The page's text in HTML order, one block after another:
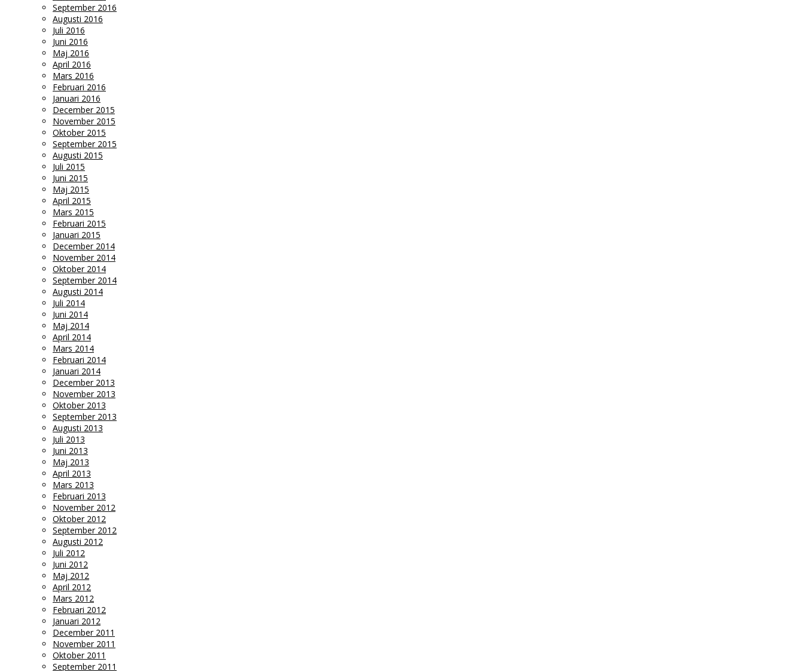
September 2016
Augusti 2016
Juli 2016
Juni 2016
Maj 2016
April 2016
Mars 2016
Februari 2016
Januari 2016
December 2015
November 2015
Oktober 2015
September 2015
Augusti 2015
Juli 2015
Juni 2015
Maj 2015
April 2015
Mars 2015
Februari 2015
Januari 2015
December 2014
November 2014
Oktober 2014
September 2014
Augusti 2014
Juli 2014
Juni 2014
Maj 2014
April 2014
Mars 2014
Februari 2014
Januari 2014
December 2013
November 2013
Oktober 2013
September 2013
Augusti 2013
Juli 2013
Juni 2013
Maj 2013
April 2013
Mars 2013
Februari 2013
November 2012
Oktober 2012
September 2012
Augusti 2012
Juli 2012
Juni 2012
Maj 2012
April 2012
Mars 2012
Februari 2012
Januari 2012
December 2011
November 2011
Oktober 2011
September 2011